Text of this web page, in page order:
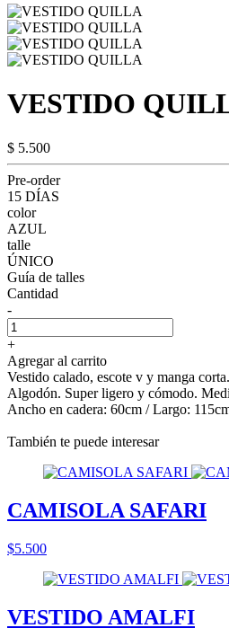
VESTIDO
$ 5.500
Pre-order
15 DÍAS
color
AZUL
talle
ÚNICO
Guía de talles
Cantidad
-
+
Agregar al carrito
Vestido calado, escote v y manga
Algodón. Super ligero y cómodo.
Ancho en cadera: 60cm / Largo:
También te puede interesar
CAMISOLA SAFARI
$5.500
VESTIDO AMALFI